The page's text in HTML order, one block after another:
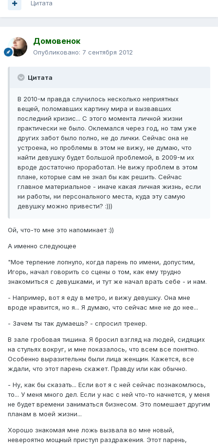
Цитата
Домовенок
Опубликовано: 7 сентября 2012
Цитата
В 2010-м правда случилось несколько неприятных
вещей, поломавших картину мира и вызвавших
последний кризис... С этого момента личной жизни
практически не было. Оклемался через год, но там уже
других забот было полно, не до лички. Сейчас она не
устроена, но проблемы в этом не вижу, не думаю, что
найти девушку будет большой проблемой, в 2009-м их
вроде достаточно проработал. Не вижу проблем в этом
плане, которые сам не знал бы как решить. Сейчас
главное материальное - иначе какая личная жизнь, если
ни работы, ни персонального места, куда эту самую
девушку можно привести? :)))
Ой, что-то мне это напоминает :))
А именно следующее
"Мое терпение лопнуло, когда парень по имени, допустим,
Игорь, начал говорить со сцены о том, как ему трудно
знакомиться с девушками, и тут же начал врать себе - и нам.
- Например, вот я еду в метро, и вижу девушку. Она мне
вроде нравится, но я... Я думаю, что сейчас мне не до нее...
- Зачем ты так думаешь? - спросил тренер.
В зале гробовая тишина. Я бросил взгляд на людей, сидящих
на стульях вокруг, и мне показалось, что всем все понятно.
Особенно выразительны были лица женщин. Кажется, все
ждали, что этот парень скажет. Правду или как обычно.
- Ну, как бы сказать... Если вот я с ней сейчас познакомлюсь,
то... У меня много дел. Если у нас с ней что-то начнется, у меня
не будет времени заниматься бизнесом. Это помешает другим
планам в моей жизни...
Хорошо знакомая мне ложь вызвала во мне новый,
невероятно мощный приступ раздражения. Этот парень,